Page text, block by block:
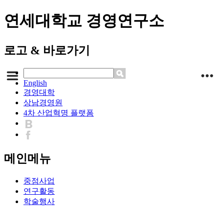
연세대학교 경영연구소
로고 & 바로가기
English
경영대학
상남경영원
4차 산업혁명 플랫폼
메인메뉴
중점사업
연구활동
학술행사